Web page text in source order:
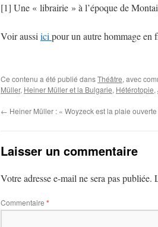
[1] Une « librairie » à l’époque de
Voir aussi ici pour un autre hommage en
Ce contenu a été publié dansThéâtre, avec
Müller, Heiner Müller et la Bulgarie, Hétérotopie,
← Heiner Müller : « Woyzeck est la plaie ouverte
Laisser un commentaire
Votre adresse e-mail ne sera pas publiée.
Commentaire *